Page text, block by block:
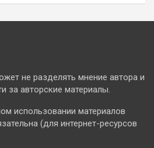
не разделять мнение автора и
за авторские материалы.
использовании материалов
(для интернет-ресурсов